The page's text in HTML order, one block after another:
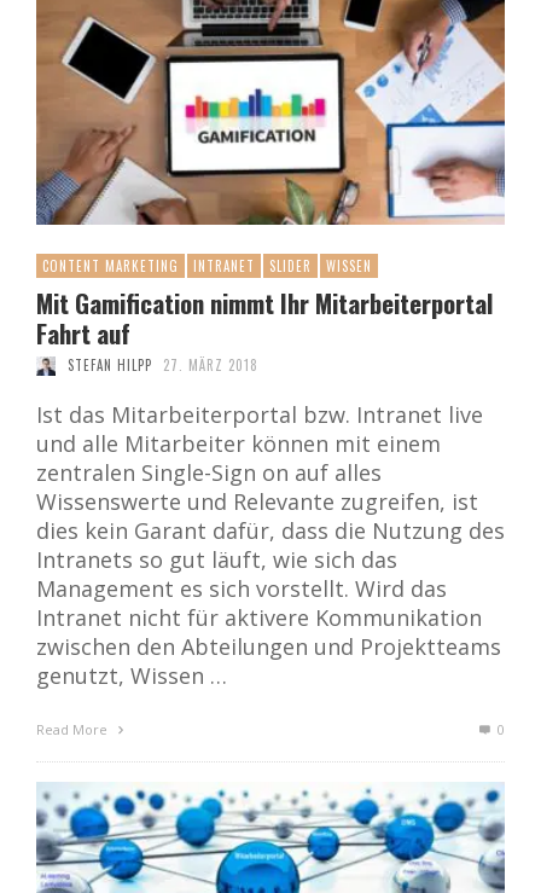
CONTENT MARKETING INTRANET SLIDER WISSEN
Mit Gamification nimmt Ihr Mitarbeiterportal
Fahrt auf
STEFAN HILPP 27. MÄRZ 2018
Ist das Mitarbeiterportal bzw. Intranet live
und alle Mitarbeiter können mit einem
zentralen Single-Sign on auf alles
Wissenswerte und Relevante zugreifen, ist
dies kein Garant dafür, dass die Nutzung des
Intranets so gut läuft, wie sich das
Management es sich vorstellt. Wird das
Intranet nicht für aktivere Kommunikation
zwischen den Abteilungen und Projektteams
genutzt, Wissen …
Read More 0